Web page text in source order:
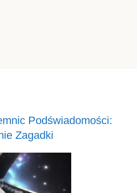
Podświadomości:
Zagadki